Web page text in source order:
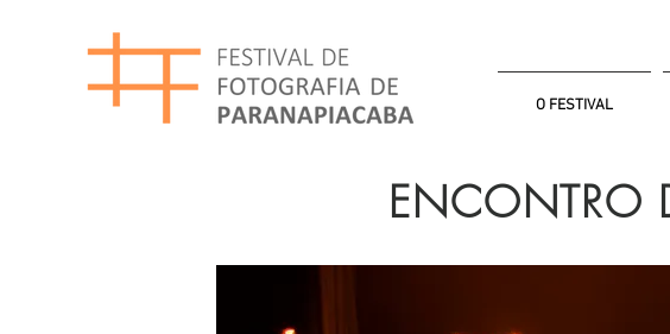
O FESTIVAL
ENCONTRO